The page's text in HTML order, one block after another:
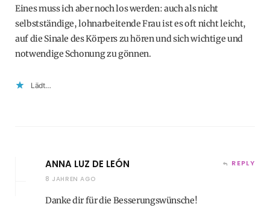
Eines muss ich aber noch los werden: auch als nicht
selbstständige, lohnarbeitende Frau ist es oft nicht leicht,
auf die Sinale des Körpers zu hören und sich wichtige und
notwendige Schonung zu gönnen.
Lädt…
ANNA LUZ DE LEÓN
8 JAHREN AGO
REPLY
Danke dir für die Besserungswünsche!